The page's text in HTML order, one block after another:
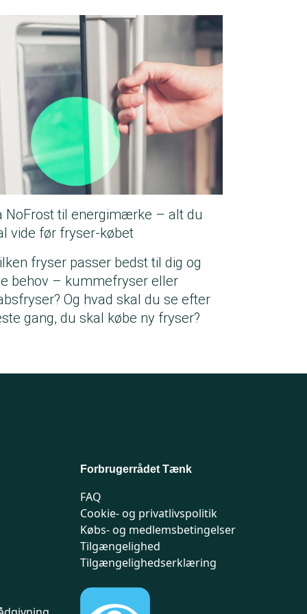
NoFrost til energimærke – alt du
vide før fryser-købet
fryser passer bedst til dig og
behov – kummefryser eller
Og hvad skal du se efter
gang, du skal købe ny fryser?
Forbrugerrådet Tænk
FAQ
Cookie- og privatlivspolitik
Købs- og medlemsbetingelser
Tilgængelighed
Tilgængelighedserklæring